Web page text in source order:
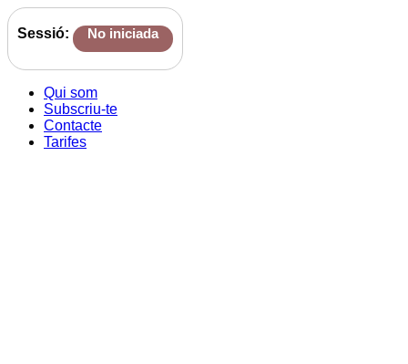
Sessió: No iniciada
Qui som
Subscriu-te
Contacte
Tarifes